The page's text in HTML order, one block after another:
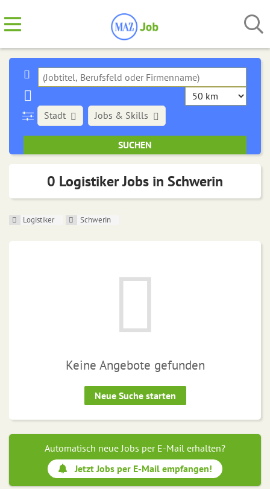
Stadt Jobs & Skills
0 Logistiker Jobs in Schwerin
Logistiker Schwerin
Keine Angebote gefunden
Neue Suche starten
Automatisch neue Jobs per E-Mail erhalten?
Jetzt Jobs per E-Mail empfangen!